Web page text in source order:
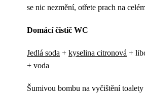
se nic nezmění, otřete prach na
Domácí čistič WC
Jedlá soda + kyselina citronová +
+ voda
Šumivou bombu na vyčištění